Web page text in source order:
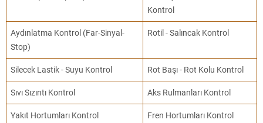
Kontrol
Aydınlatma Kontrol (Far-Sinyal-
Stop)
Rotil - Salıncak Kontrol
Silecek Lastik - Suyu Kontrol Rot Başı - Rot Kolu Kontrol
Sıvı Sızıntı Kontrol Aks Rulmanları Kontrol
Yakıt Hortumları Kontrol Fren Hortumları Kontrol